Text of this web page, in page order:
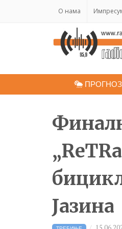
O нама
Јазина